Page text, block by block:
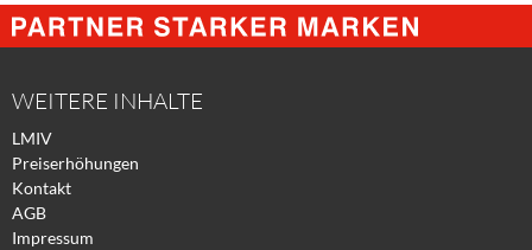
@
Facebook
@
Xing
@
Twitter
WEITERE INHALTE
LMIV
Preiserhöhungen
Kontakt
AGB
Impressum